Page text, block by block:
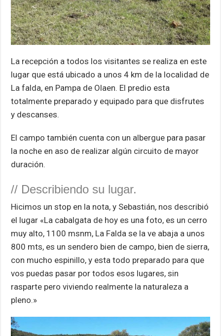
La recepción a todos los visitantes se realiza en este
lugar que está ubicado a unos 4 km de la localidad de
La falda, en Pampa de Olaen. El predio esta
totalmente preparado y equipado para que disfrutes
y descanses.
El campo también cuenta con un albergue para pasar
la noche en aso de realizar algún circuito de mayor
duración.
// Describiendo su lugar.
Hicimos un stop en la nota, y Sebastián, nos describió
el lugar «La cabalgata de hoy es una foto, es un cerro
muy alto, 1100 msnm, La Falda se la ve abaja a unos
800 mts, es un sendero bien de campo, bien de sierra,
con mucho espinillo, y esta todo preparado para que
vos puedas pasar por todos esos lugares, sin
rasparte pero viviendo realmente la naturaleza a
pleno.»